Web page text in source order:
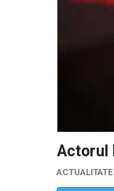
Actorul
ACTUALITATE